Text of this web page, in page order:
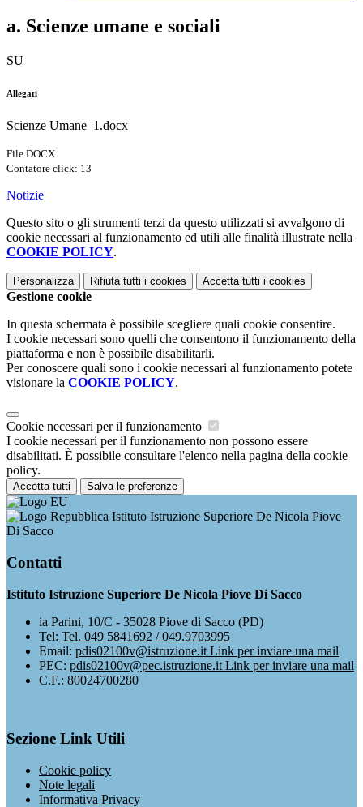
a. Scienze umane e sociali
SU
Allegati
Scienze Umane_1.docx
File DOCX
Contatore click: 13
Notizie
Questo sito o gli strumenti terzi da questo utilizzati si avvalgono di
cookie necessari al funzionamento ed utili alle finalità illustrate nella
COOKIE POLICY.
Personalizza Rifiuta tutti i cookies Accetta tutti i cookies
Gestione cookie
In questa schermata è possibile scegliere quali cookie consentire.
I cookie necessari sono quelli che consentono il funzionamento della
piattaforma e non è possibile disabilitarli.
Per conoscere quali sono i cookie necessari al funzionamento potete
visionare la COOKIE POLICY.
Cookie necessari per il funzionamento
I cookie necessari per il funzionamento non possono essere
disabilitati. È possibile consultare l'elenco nella pagina della cookie
policy.
Accetta tutti Salva le preferenze
Istituto Istruzione Superiore De Nicola Piove
Di Sacco
Contatti
Istituto Istruzione Superiore De Nicola Piove Di Sacco
ia Parini, 10/C - 35028 Piove di Sacco (PD)
Tel: Tel. 049 5841692 / 049.9703995
Email: pdis02100v@istruzione.it Link per inviare una mail
PEC: pdis02100v@pec.istruzione.it Link per inviare una mail
C.F.: 80024700280
Sezione Link Utili
Cookie policy
Note legali
Informativa Privacy